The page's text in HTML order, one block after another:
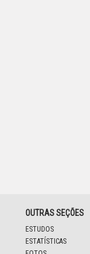
OUTRAS SEÇÕES
ESTUDOS
ESTATÍSTICAS